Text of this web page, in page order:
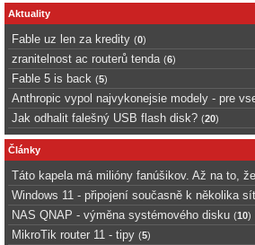
Aktuality
Fable uz len za kredity (0)
zranitelnost ac routerů tenda (6)
Fable 5 is back (5)
Anthropic vypol najvykonejsie modely - pre
Jak odhalit falešný USB flash disk? (20)
Články
Táto kapela má milióny fanúšikov. Až na to,
Windows 11 - připojení současně k několika
NAS QNAP - výměna systémového disku (10)
MikroTik router 11 - tipy (5)